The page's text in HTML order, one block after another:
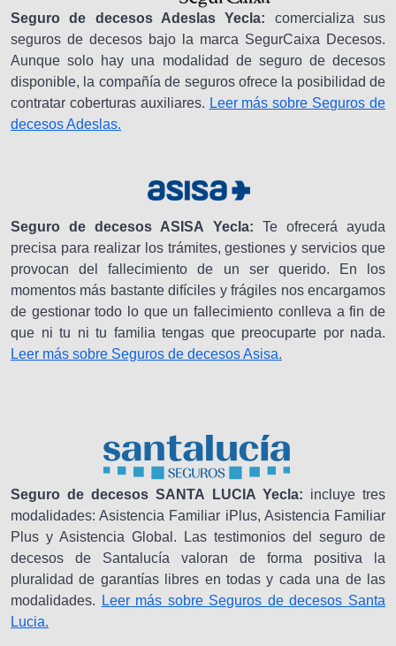
Seguro de decesos Adeslas Yecla: comercializa sus
seguros de decesos bajo la marca SegurCaixa Decesos.
Aunque solo hay una modalidad de seguro de decesos
disponible, la compañía de seguros ofrece la posibilidad de
contratar coberturas auxiliares. Leer más sobre Seguros de
decesos Adeslas.
Seguro de decesos ASISA Yecla: Te ofrecerá ayuda
precisa para realizar los trámites, gestiones y servicios que
provocan del fallecimiento de un ser querido. En los
momentos más bastante difíciles y frágiles nos encargamos
de gestionar todo lo que un fallecimiento conlleva a fin de
que ni tu ni tu familia tengas que preocuparte por nada.
Leer más sobre Seguros de decesos Asisa.
Seguro de decesos SANTA LUCIA Yecla: incluye tres
modalidades: Asistencia Familiar iPlus, Asistencia Familiar
Plus y Asistencia Global. Las testimonios del seguro de
decesos de Santalucía valoran de forma positiva la
pluralidad de garantías libres en todas y cada una de las
modalidades.
Leer más sobre Seguros de decesos Santa
Lucia.